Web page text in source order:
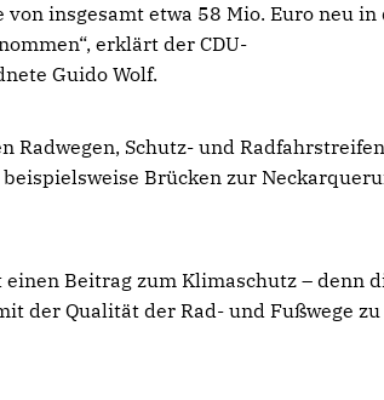
insgesamt etwa 58 Mio. Euro neu in
erklärt der CDU-
Guido Wolf.
Schutz- und
Brücken zur
Beitrag zum Klimaschutz – denn
der Qualität der Rad- und Fußwege zu